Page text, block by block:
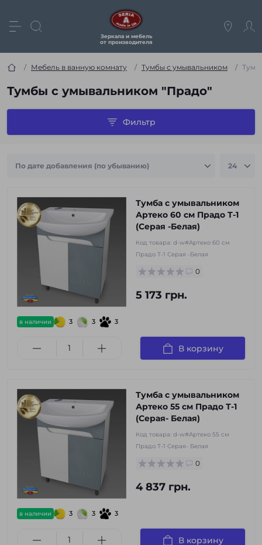
Зеркала и мебель
от производителя
Мебель в ванную комнату Тумбы с умывальником
Тумбы с умывальником "Прадо"
Фильтр
в наличии 3 3 3
Тумба с умывальником
Артеко 60 см Прадо Т-1
(Серая -Белая)
Код товара: d-w#Артеко 60 см
Прадо Т-1 Серая -Белая
0
5 173 грн.
В корзину
в наличии 3 3 3
Тумба с умывальником
Артеко 55 см Прадо Т-1
(Серая- Белая)
Код товара: d-w#Артеко 55 см
Прадо Т-1 Серая- Белая
0
4 837 грн.
В корзину